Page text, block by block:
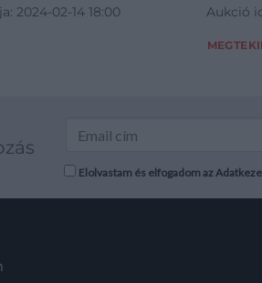
2024-02-14 18:00
Aukció
Elolvastam és elfogadom az